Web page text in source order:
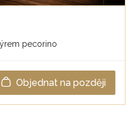
pecorino
Objednat na později